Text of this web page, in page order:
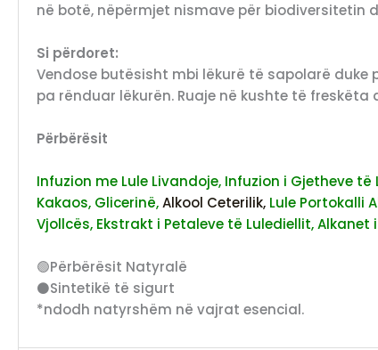
në botë, nëpërmjet nismave për biodiversitetin
Si përdoret:
Vendose butësisht mbi lëkurë të sapolarë duke
pa rënduar lëkurën. Ruaje në kushte të
Përbërësit
Infuzion me Lule Livandoje,Infuzion i Gjetheve të
Kakaos,Glicerinë,Alkool Ceterilik,Lule Portokalli
Vjollcës,Ekstrakt i Petaleve të Lulediellit,Alkanet
🟢Përbërësit Natyralë
⚫Sintetikë të sigurt
*ndodh natyrshëm në vajrat esencial.